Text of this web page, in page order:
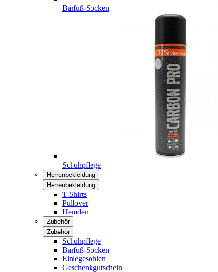
Barfuß-Socken
Schuhpflege
Herrenbekleidung
Herrenbekleidung
T-Shirts
Pullover
Hemden
Zubehör
Zubehör
Schuhpflege
Barfuß-Socken
Einlegesohlen
Geschenkgutschein